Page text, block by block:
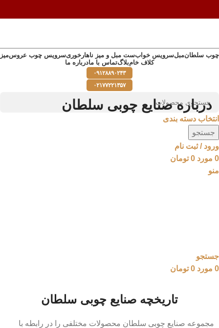
انتخاب دسته بندی
جستجو
ورود / ثبت نام
0 مورد 0 تومان
منو
جستجو
0 مورد 0 تومان
چوب سلطانمبلسرویس خوابست مبل و میز ناهارخوریسرویس چوب عروسمیز
کلاف خامبلاگتماس با مادرباره ما
۰۹۱۲۸۸۹۰۲۴۳
۰۲۱۷۷۲۲۱۳۵۷
درباره صنایع چوبی سلطان
تاریخچه صنایع چوبی سلطان
مجموعه صنایع چوبی سلطان محصولات مختلفی را در رابطه با